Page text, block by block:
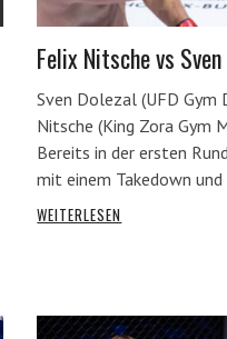
Felix Nitsche vs
Sven Dolezal (UFD
Nitsche (King Zora Gym
Bereits in der ersten
mit einem Takedown
WEITERLESEN